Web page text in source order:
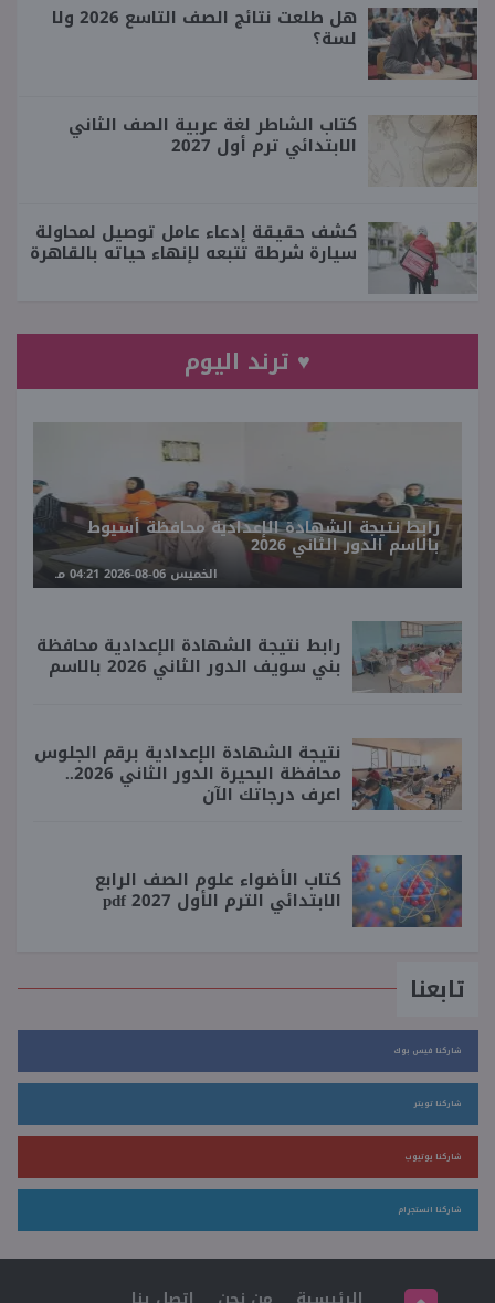
هل طلعت نتائج الصف التاسع 2026 ولا
لسة؟
كتاب الشاطر لغة عربية الصف الثاني
الابتدائي ترم أول 2027
كشف حقيقة إدعاء عامل توصيل لمحاولة
سيارة شرطة تتبعه لإنهاء حياته بالقاهرة
♥ ترند اليوم
رابط نتيجة الشهادة الإعدادية محافظة أسيوط
بالاسم الدور الثاني 2026
الخميس 06-08-2026 04:21 مـ
رابط نتيجة الشهادة الإعدادية محافظة
بني سويف الدور الثاني 2026 بالاسم
نتيجة الشهادة الإعدادية برقم الجلوس
محافظة البحيرة الدور الثاني 2026..
اعرف درجاتك الآن
كتاب الأضواء علوم الصف الرابع
الابتدائي الترم الأول 2027 pdf
تابعنا
شاركنا فيس بوك
شاركنا تويتر
شاركنا يوتيوب
شاركنا انستجرام